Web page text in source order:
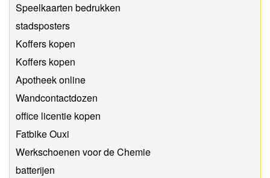
Speelkaarten bedrukken
stadsposters
Koffers kopen
Koffers kopen
Apotheek online
Wandcontactdozen
office licentie kopen
Fatbike Ouxi
Werkschoenen voor de Chemie
batterijen